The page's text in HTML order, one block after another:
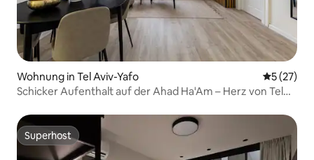
Wohnung in Tel Aviv-Yafo
5 (27)
Schicker Aufenthalt auf der Ahad Ha'Am – Herz von Tel
Superhost
Superhost